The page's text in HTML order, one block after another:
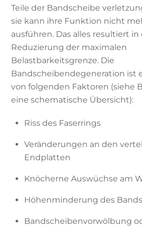
Teile der Bandscheibe
sie kann ihre Funktion nicht
ausführen. Das alles resultiert in
Reduzierung der maximalen
Belastbarkeitsgrenze. Die
Bandscheibendegeneration ist
von folgenden Faktoren (siehe
eine schematische Übersicht):
Riss des Faserrings
Veränderungen an den
Endplatten
Knöcherne Auswüchse am
Höhenminderung des
Bandscheibenvorwölbung